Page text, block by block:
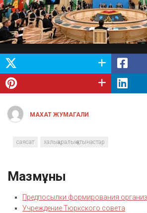
МАХАТ ЖУМАГАЛИ
саясат халықаралық қатынастар
Мазмұны
Предпосылки формирования
Учреждение Тюркского совета